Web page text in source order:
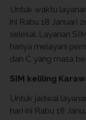
Untuk waktu
ini Rabu 18 Januari
selesai. Layanan
hanya melayani
dan C yang masa
SIM keliling
Untuk jadwal
hari ini Rabu 18